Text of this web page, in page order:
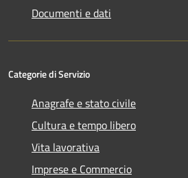
Documenti e dati
Categorie di Servizio
Anagrafe e stato civile
Cultura e tempo libero
Vita lavorativa
Imprese e Commercio